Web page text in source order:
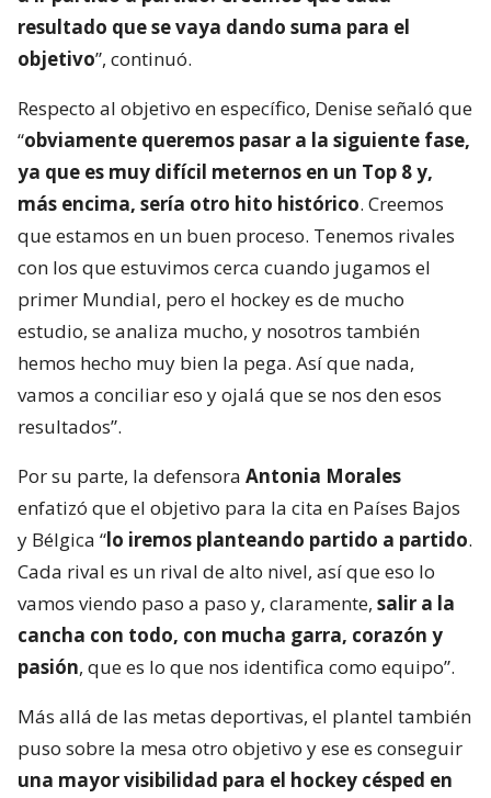
resultado que se vaya dando suma para el
objetivo”, continuó.
Respecto al objetivo en específico, Denise señaló que
“obviamente queremos pasar a la siguiente fase,
ya que es muy difícil meternos en un Top 8 y,
más encima, sería otro hito histórico. Creemos
que estamos en un buen proceso. Tenemos rivales
con los que estuvimos cerca cuando jugamos el
primer Mundial, pero el hockey es de mucho
estudio, se analiza mucho, y nosotros también
hemos hecho muy bien la pega. Así que nada,
vamos a conciliar eso y ojalá que se nos den esos
resultados”.
Por su parte, la defensora Antonia Morales
enfatizó que el objetivo para la cita en Países Bajos
y Bélgica “lo iremos planteando partido a partido.
Cada rival es un rival de alto nivel, así que eso lo
vamos viendo paso a paso y, claramente, salir a la
cancha con todo, con mucha garra, corazón y
pasión, que es lo que nos identifica como equipo”.
Más allá de las metas deportivas, el plantel también
puso sobre la mesa otro objetivo y ese es conseguir
una mayor visibilidad para el hockey césped en